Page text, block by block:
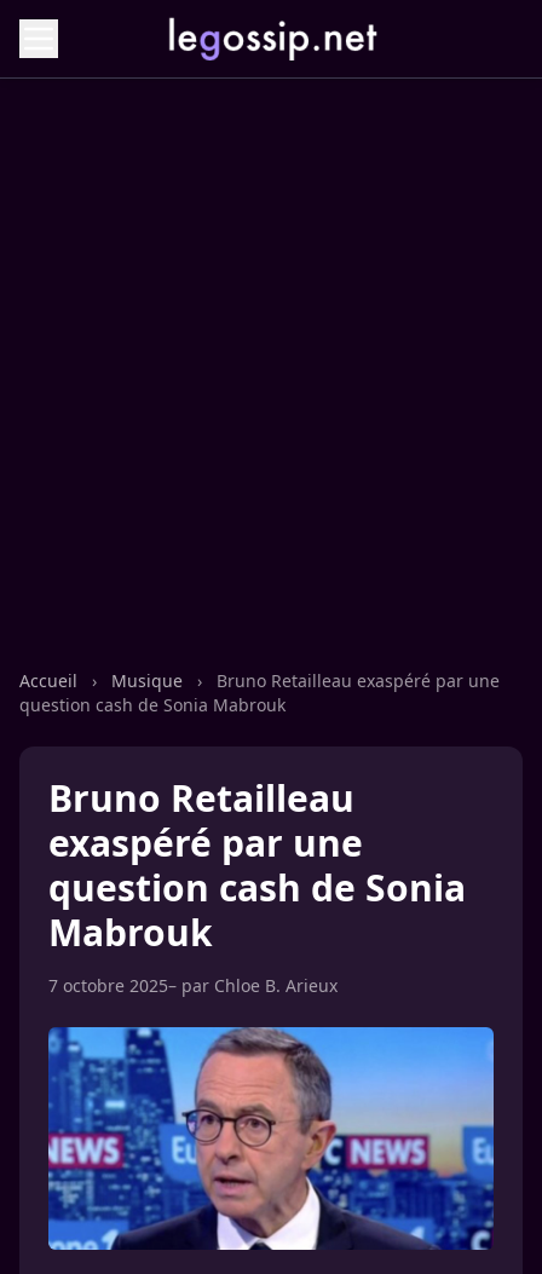
Accueil › Musique ›
Bruno Retailleau exaspéré par une
question cash de Sonia Mabrouk
Bruno Retailleau
exaspéré par une
question cash de Sonia
Mabrouk
7 octobre 2025– par Chloe B. Arieux